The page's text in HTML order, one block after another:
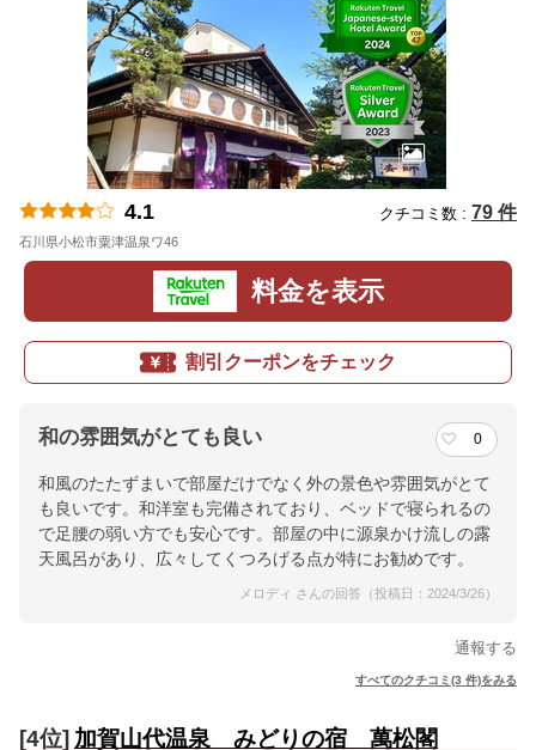
4.1 クチコミ数 : 79 件
石川県小松市粟津温泉ワ46
料金を表示
割引クーポンをチェック
和の雰囲気がとても良い 0
和風のたたずまいで部屋だけでなく外の景色や雰囲気がとて
も良いです。和洋室も完備されており、ベッドで寝られるの
で足腰の弱い方でも安心です。部屋の中に源泉かけ流しの露
天風呂があり、広々してくつろげる点が特にお勧めです。
メロディ さんの回答（投稿日：2024/3/26）
通報する
すべてのクチコミ(3 件)をみる
[4位] 加賀山代温泉 みどりの宿 萬松閣